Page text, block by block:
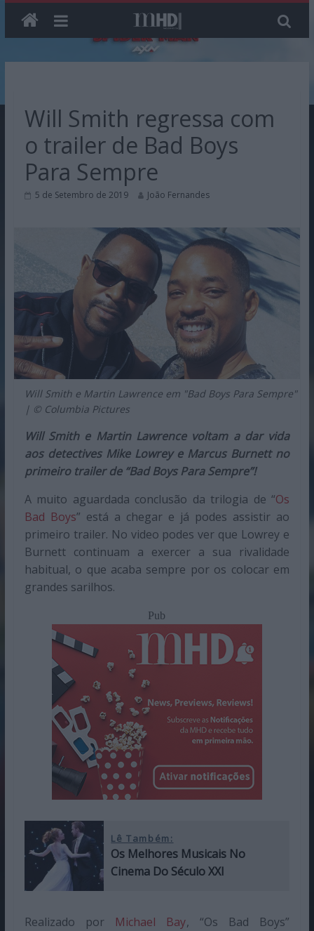
contentWill Smith regressa com
o trailer de Bad Boys
Para Sempre
5 de Setembro de 2019 João Fernandes
Will Smith e Martin Lawrence em "Bad Boys Para Sempre"
| © Columbia Pictures
Will Smith e Martin Lawrence voltam a dar vida
aos detectives Mike Lowrey e Marcus Burnett no
primeiro trailer de “Bad Boys Para Sempre”!
A muito aguardada conclusão da trilogia de “Os
Bad Boys” está a chegar e já podes assistir ao
primeiro trailer. No video podes ver que Lowrey e
Burnett continuam a exercer a sua rivalidade
habitual, o que acaba sempre por os colocar em
grandes sarilhos.
Pub
Lê Também:
Os Melhores Musicais No
Cinema Do Século XXI
Realizado por Michael Bay, “Os Bad Boys”